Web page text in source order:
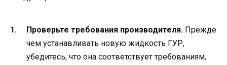
Проверьте требования производителя. Прежде
чем устанавливать новую жидкость ГУР,
убедитесь, что она соответствует требованиям,